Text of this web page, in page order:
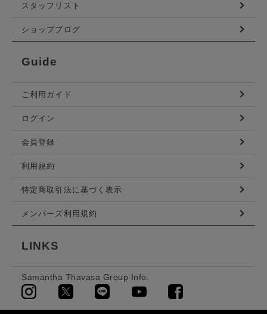
スタッフリスト
ショップブログ
Guide
ご利用ガイド
ログイン
会員登録
利用規約
特定商取引法に基づく表示
メンバーズ利用規約
LINKS
Samantha Thavasa Group Info.